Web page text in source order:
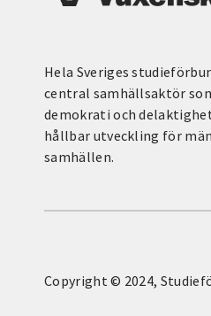
Hela Sveriges
central samhällsaktör
demokrati och
hållbar utveckling för
samhällen.
Copyright © 2024,